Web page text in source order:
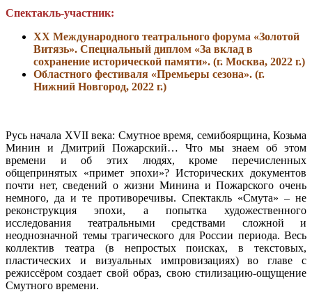
Спектакль-участник:
ХХ Международного театрального форума «Золотой
Витязь». Специальный диплом «За вклад в
сохранение исторической памяти». (г. Москва, 2022 г.)
Областного фестиваля «Премьеры сезона». (г.
Нижний Новгород, 2022 г.)
Русь начала XVII века: Смутное время, семибоярщина, Козьма
Минин и Дмитрий Пожарский… Что мы знаем об этом
времени и об этих людях, кроме перечисленных
общепринятых «примет эпохи»? Исторических документов
почти нет, сведений о жизни Минина и Пожарского очень
немного, да и те противоречивы. Спектакль «Смута» – не
реконструкция эпохи, а попытка художественного
исследования театральными средствами сложной и
неоднозначной темы трагического для России периода. Весь
коллектив театра (в непростых поисках, в текстовых,
пластических и визуальных импровизациях) во главе с
режиссёром создает свой образ, свою стилизацию-ощущение
Смутного времени.